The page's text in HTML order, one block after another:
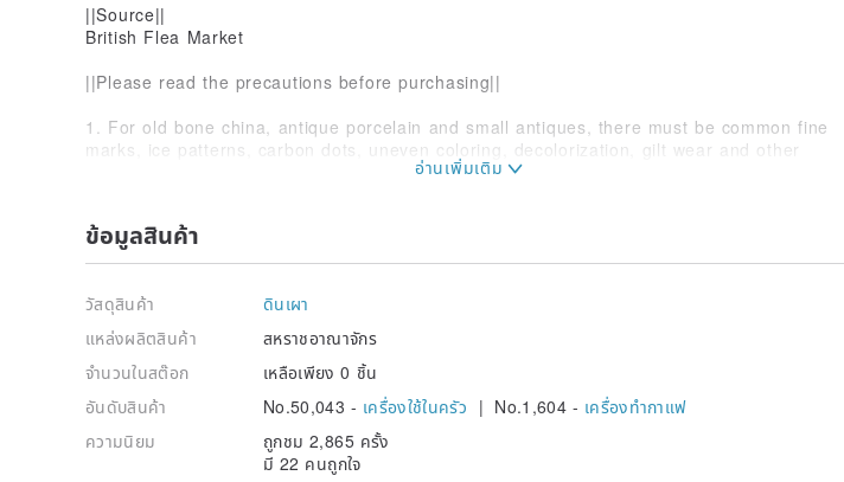
||Source||
British Flea Market
||Please read the precautions before purchasing||
1. For old bone china, antique porcelain and small antiques, there must be common fine
marks, ice patterns, carbon dots, uneven coloring, decolorization, gilt wear and other
issues. If you are particularly concerned about details such as de-golding, please be sure
recommended to buy old porcelain, sold can not be returned.
must be signs of use! And most of the products come from Britain, the United States,
France, Germany, Australia, and Belgium. It takes two months to travel across the ocean to
Taiwan. Please do not treat them as brand new products.
3. Please refer to the photo presentation, size and description in detail before purchasing.
If necessary, please contact us for further details. Be sure to carefully consider whether
you have fully accepted the historical traces of second-hand old things in your body, mind,
ข้อมูลสินค้า
วัสดุสินค้า
ดินเผา
แหล่งผลิตสินค้า
สหราชอาณาจักร
จำนวนในสต๊อก
เหลือเพียง 0 ชิ้น
อันดับสินค้า
No.50,043 - เครื่องใช้ในครัว | No.1,604 - เครื่องทำกาแฟ
ความนิยม
ถูกชม 2,865 ครั้ง
มี 22 คนถูกใจ